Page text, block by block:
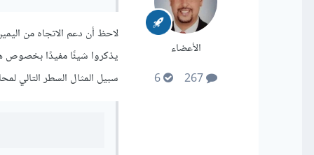
الأعضاء
يذكروا شيئًا مفيدًا بخصوص
سبيل المثال السطر التالي